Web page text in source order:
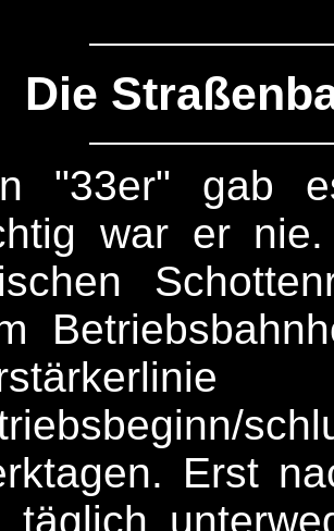
Die
"33er" gab
war er
Erst
täglich